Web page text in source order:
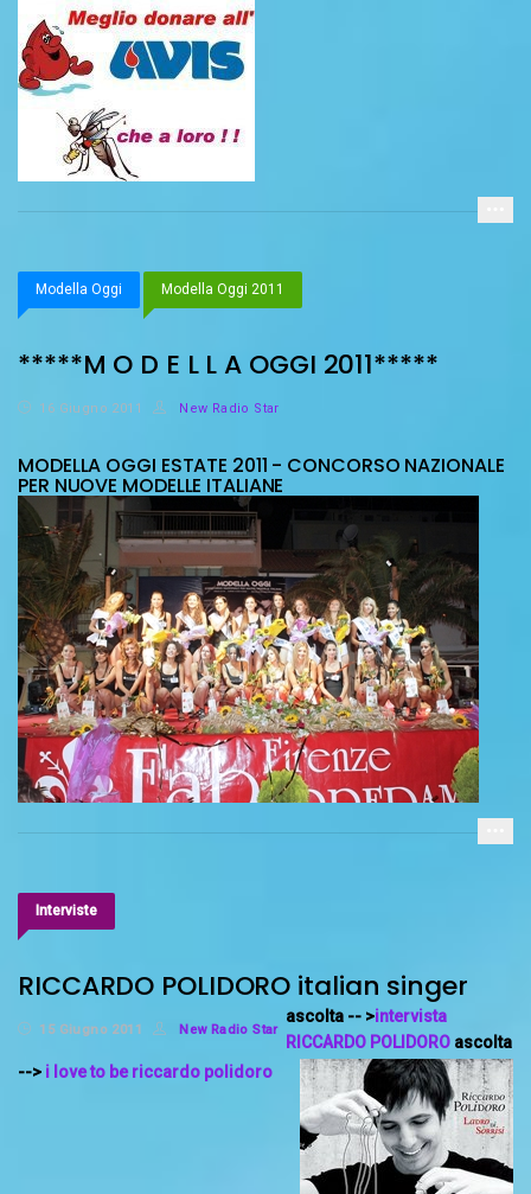
Modella Oggi Modella Oggi 2011
*****M O D E L L A OGGI 2011*****
16 Giugno 2011 New Radio Star
MODELLA OGGI ESTATE 2011 - CONCORSO NAZIONALE
PER NUOVE MODELLE ITALIANE
Interviste
RICCARDO POLIDORO italian singer
15 Giugno 2011 New Radio Star
ascolta -- >intervista
RICCARDO POLIDOROascolta
--> i love to be riccardo polidoro